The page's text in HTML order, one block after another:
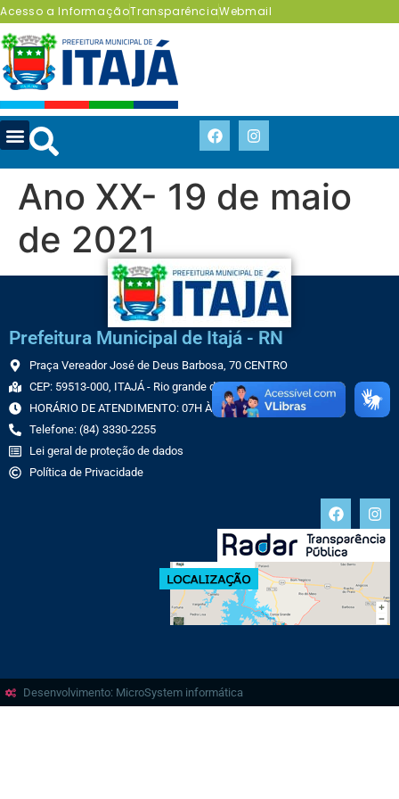
Acesso a InformaçãoTransparênciaWebmail
Ano XX- 19 de maio
de 2021
Prefeitura Municipal de Itajá - RN
Praça Vereador José de Deus Barbosa, 70 CENTRO
CEP: 59513-000, ITAJÁ - Rio grande do Norte
HORÁRIO DE ATENDIMENTO: 07H ÀS 13H
Telefone: (84) 3330-2255
Lei geral de proteção de dados
Política de Privacidade
Desenvolvimento: MicroSystem informática